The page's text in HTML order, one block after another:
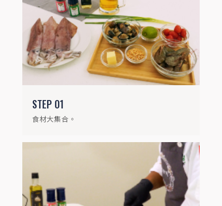
STEP 01
食材大集合。
STEP02
蛤蜊泡水吐沙、檸檬四開、下酒花生敲碎、
透抽切圈
STEP03